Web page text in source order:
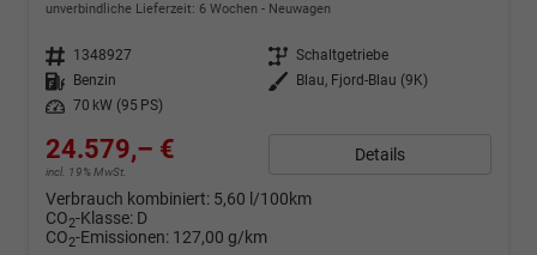
unverbindliche Lieferzeit: 6 Wochen Neuwagen
Fahrzeugnr. 1348927 Getriebe Schaltgetriebe
Kraftstoff
Benzin Außenfarbe
Blau, Fjord-Blau (9K)
Leistung
70 kW (95 PS)
24.579,– €
incl. 19% MwSt.
Details
Verbrauch kombiniert: 5,60 l/100km
CO2-Klasse: D
CO2-Emissionen: 127,00 g/km